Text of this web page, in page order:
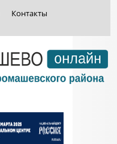
Контакты